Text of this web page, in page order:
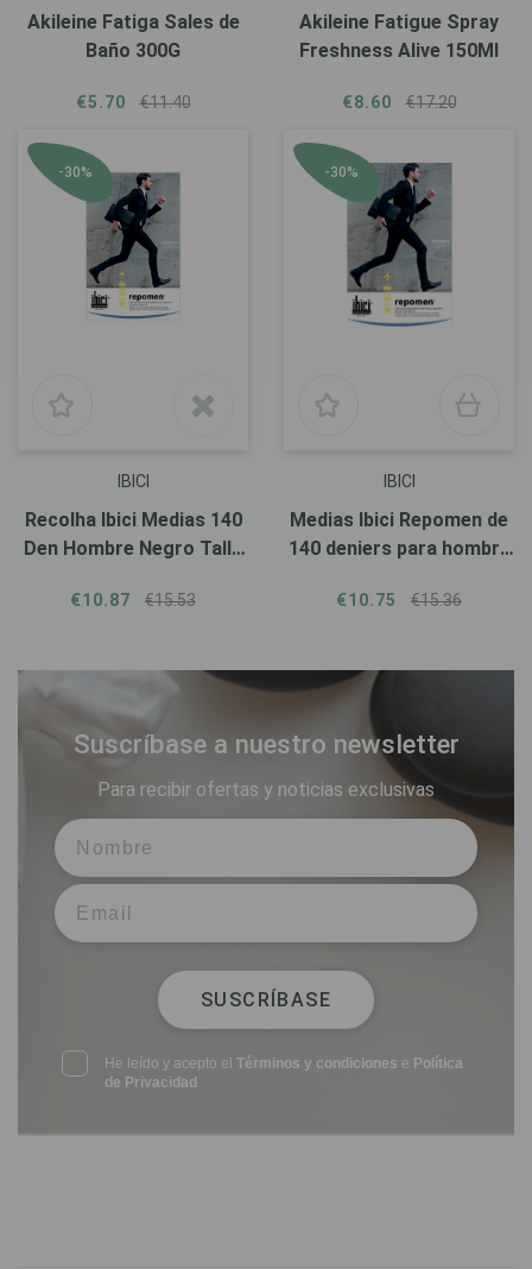
Akileine Fatiga Sales de
Baño 300G
€5.70 €11.40
Akileine Fatigue Spray
Freshness Alive 150Ml
€8.60 €17.20
-30%
IBICI
Recolha Ibici Medias 140
Den Hombre Negro Talla
€10.87 €15.53
-30%
IBICI
Medias Ibici Repomen de
140 deniers para hombre
€10.75 €15.36
Suscríbase a nuestro newsletter
Para recibir ofertas y noticias exclusivas
SUSCRÍBASE
He leído y acepto elTérminos y condiciones e Política
de Privacidad